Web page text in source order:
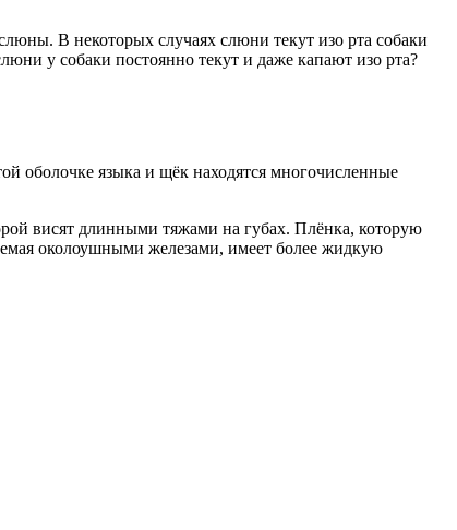
В некоторых случаях слюни текут изо рта собаки
у собаки постоянно текут и даже капают изо рта?
оболочке языка и щёк находятся многочисленные
висят длинными тяжами на губах. Плёнка, которую
околоушными железами, имеет более жидкую